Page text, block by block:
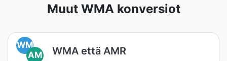
Muut WMA konversiot
WM
AM
WMA että AMR